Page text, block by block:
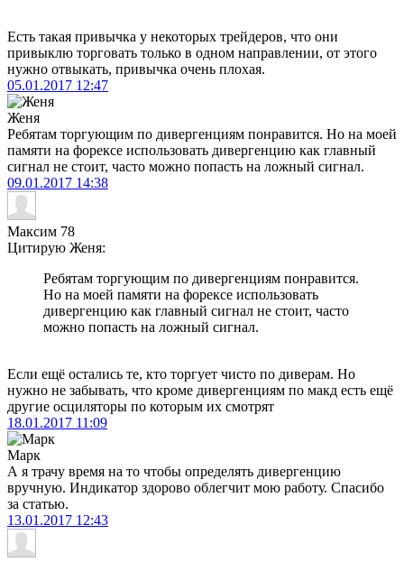
Есть такая привычка у некоторых трейдеров, что они
привыклю торговать только в одном направлении, от этого
нужно отвыкать, привычка очень плохая.
05.01.2017 12:47
Женя
Ребятам торгующим по дивергенциям понравится. Но на моей
памяти на форексе использовать дивергенцию как главный
сигнал не стоит, часто можно попасть на ложный сигнал.
09.01.2017 14:38
Максим 78
Цитирую Женя:
Ребятам торгующим по дивергенциям понравится.
Но на моей памяти на форексе использовать
дивергенцию как главный сигнал не стоит, часто
можно попасть на ложный сигнал.
Если ещё остались те, кто торгует чисто по диверам. Но
нужно не забывать, что кроме дивергенциям по макд есть ещё
другие осциляторы по которым их смотрят
18.01.2017 11:09
Марк
А я трачу время на то чтобы определять дивергенцию
вручную. Индикатор здорово облегчит мою работу. Спасибо
за статью.
13.01.2017 12:43